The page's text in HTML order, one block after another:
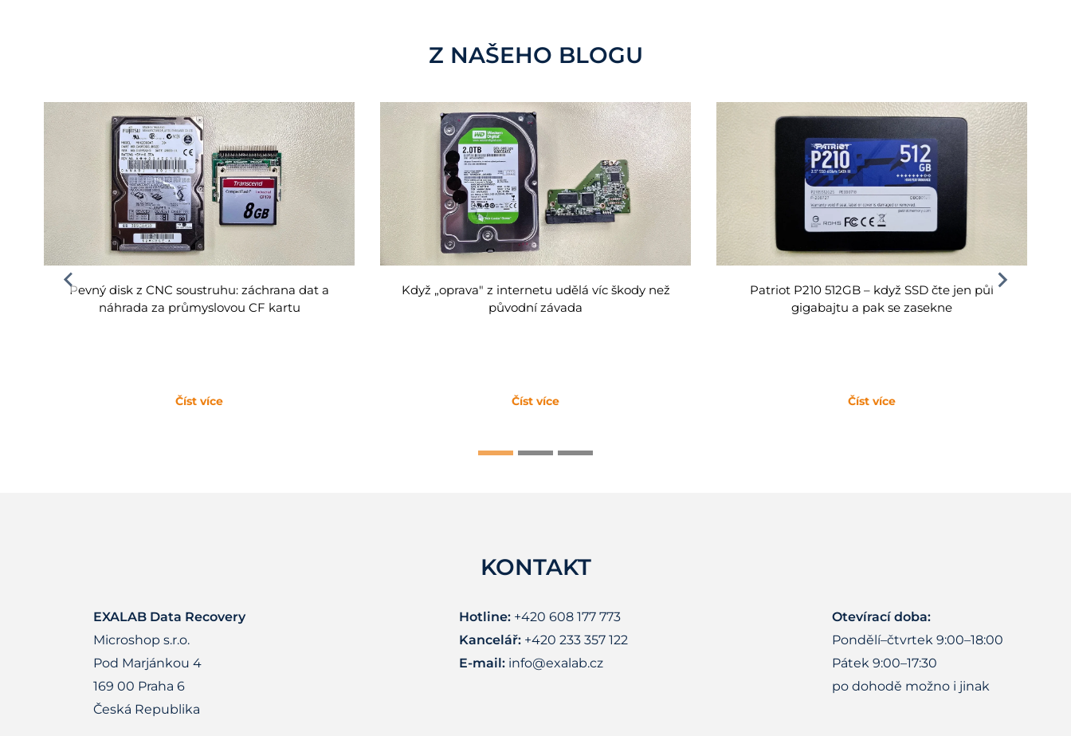
Z NAŠEHO BLOGU
Pevný disk z CNC soustruhu: záchrana dat a
náhrada za průmyslovou CF kartu
Číst více
Když „oprava" z internetu udělá víc škody než
původní závada
Číst více
Patriot P210 512GB – když SSD čte jen půl
gigabajtu a pak se zasekne
Číst více
KONTAKT
EXALAB Data Recovery
Microshop s.r.o.
Pod Marjánkou 4
169 00 Praha 6
Česká Republika
Otevírací doba:
Pondělí–čtvrtek 9:00–18:00
Pátek 9:00–17:30
po dohodě možno i jinak
Hotline: +420 608 177 773
Kancelář: +420 233 357 122
E-mail: info@exalab.cz